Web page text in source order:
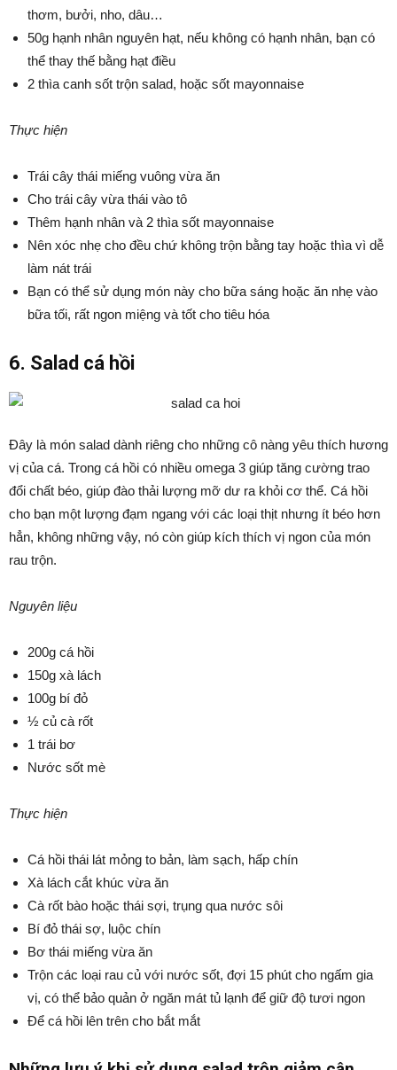
thơm, bưởi, nho, dâu…
50g hạnh nhân nguyên hạt, nếu không có hạnh nhân, bạn có
thể thay thế bằng hạt điều
2 thìa canh sốt trộn salad, hoặc sốt mayonnaise
Thực hiện
Trái cây thái miếng vuông vừa ăn
Cho trái cây vừa thái vào tô
Thêm hạnh nhân và 2 thìa sốt mayonnaise
Nên xóc nhẹ cho đều chứ không trộn bằng tay hoặc thìa vì dễ
làm nát trái
Bạn có thể sử dụng món này cho bữa sáng hoặc ăn nhẹ vào
bữa tối, rất ngon miệng và tốt cho tiêu hóa
6. Salad cá hồi
Đây là món salad dành riêng cho những cô nàng yêu thích hương
vị của cá. Trong cá hồi có nhiều omega 3 giúp tăng cường trao
đổi chất béo, giúp đào thải lượng mỡ dư ra khỏi cơ thể. Cá hồi
cho bạn một lượng đạm ngang với các loại thịt nhưng ít béo hơn
hẳn, không những vậy, nó còn giúp kích thích vị ngon của món
rau trộn.
Nguyên liệu
200g cá hồi
150g xà lách
100g bí đỏ
½ củ cà rốt
1 trái bơ
Nước sốt mè
Thực hiện
Cá hồi thái lát mỏng to bản, làm sạch, hấp chín
Xà lách cắt khúc vừa ăn
Cà rốt bào hoặc thái sợi, trụng qua nước sôi
Bí đỏ thái sợ, luộc chín
Bơ thái miếng vừa ăn
Trộn các loại rau củ với nước sốt, đợi 15 phút cho ngấm gia
vị, có thể bảo quản ở ngăn mát tủ lạnh để giữ độ tươi ngon
Để cá hồi lên trên cho bắt mắt